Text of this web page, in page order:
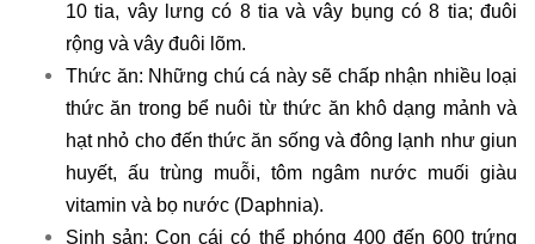
10 tia, vây lưng có 8 tia và vây bụng có 8 tia; đuôi
rộng và vây đuôi lõm.
Thức ăn: Những chú cá này sẽ chấp nhận nhiều loại
thức ăn trong bể nuôi từ thức ăn khô dạng mảnh và
hạt nhỏ cho đến thức ăn sống và đông lạnh như giun
huyết, ấu trùng muỗi, tôm ngâm nước muối giàu
vitamin và bọ nước (Daphnia).
Sinh sản: Con cái có thể phóng 400 đến 600 trứng